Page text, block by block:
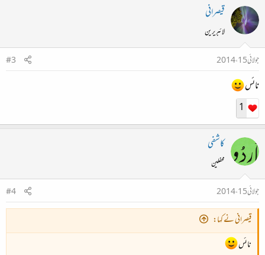
قیصرانی
لائبریرین
جولائی 15، 2014
#3
نائس
1
کاشفی
محفلین
جولائی 15، 2014
#4
قیصرانی نے کہا:
نائس